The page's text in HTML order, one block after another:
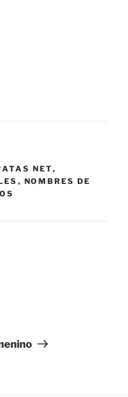
NET,
, NOMBRES DE